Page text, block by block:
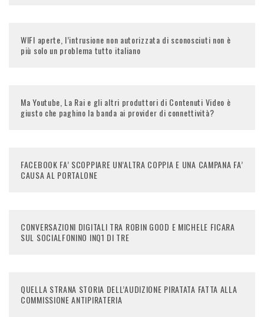
WIFI aperte, l’intrusione non autorizzata di sconosciuti non è
più solo un problema tutto italiano
Ma Youtube, La Rai e gli altri produttori di Contenuti Video è
giusto che paghino la banda ai provider di connettività?
FACEBOOK FA’ SCOPPIARE UN’ALTRA COPPIA E UNA CAMPANA FA’
CAUSA AL PORTALONE
CONVERSAZIONI DIGITALI TRA ROBIN GOOD E MICHELE FICARA
SUL SOCIALFONINO INQ1 DI TRE
QUELLA STRANA STORIA DELL’AUDIZIONE PIRATATA FATTA ALLA
COMMISSIONE ANTIPIRATERIA